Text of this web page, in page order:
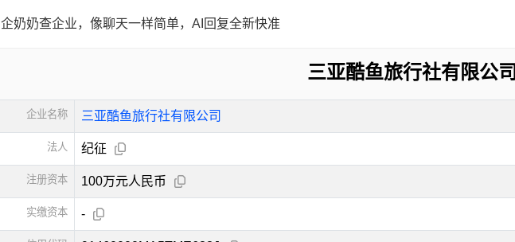
企奶奶查企业，像聊天一样简单，AI回复全新快准
三亚酷鱼旅行社有限公司
企业名称 三亚酷鱼旅行社有限公司
法人 纪征
注册资本 100万元人民币
实缴资本 -